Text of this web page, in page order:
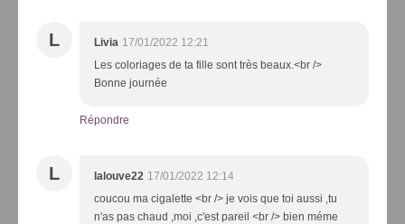
L Livia 17/01/2022 12:21
Les coloriages de ta fille sont très beaux.<br />
Bonne journée
Répondre
L lalouve22 17/01/2022 12:14
coucou ma cigalette <br /> je vois que toi aussi ,tu
n'as pas chaud ,moi ,c'est pareil <br /> bien méme